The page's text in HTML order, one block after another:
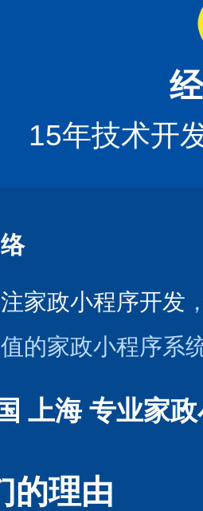
15年技术开
注家政小程序开发
的家政小程序系
上海 专业家
的理由